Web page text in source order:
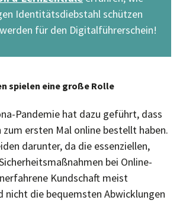
Identitätsdiebstahl schützen
für den Digitalführerschein!
spielen eine große Rolle
Pandemie hat dazu geführt, dass
zum ersten Mal online bestellt haben.
darunter, da die essenziellen,
bei Online-
Kundschaft meist
nicht die bequemsten Abwicklungen